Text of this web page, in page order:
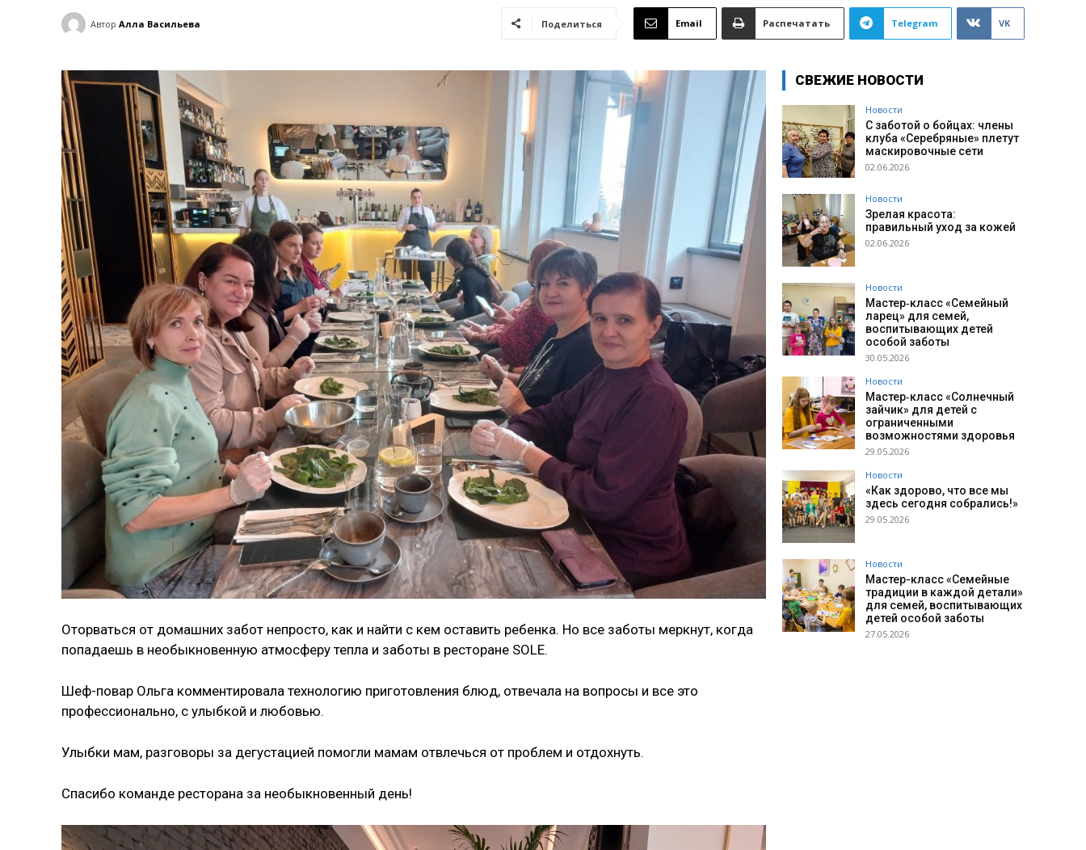
Автор Алла Васильева Поделиться Email Распечатать Telegram VK
Оторваться от домашних забот непросто, как и найти с кем оставить ребенка. Но все заботы меркнут, когда
попадаешь в необыкновенную атмосферу тепла и заботы в ресторане SOLE.
Шеф-повар Ольга комментировала технологию приготовления блюд, отвечала на вопросы и все это
профессионально, с улыбкой и любовью.
Улыбки мам, разговоры за дегустацией помогли мамам отвлечься от проблем и отдохнуть.
Спасибо команде ресторана за необыкновенный день!
СВЕЖИЕ НОВОСТИ
Новости
С заботой о бойцах: члены
клуба «Серебряные» плетут
маскировочные сети
02.06.2026
Новости
Зрелая красота:
правильный уход за кожей
02.06.2026
Новости
Мастер‑класс «Семейный
ларец» для семей,
воспитывающих детей
особой заботы
30.05.2026
Новости
Мастер‑класс «Солнечный
зайчик» для детей с
ограниченными
возможностями здоровья
29.05.2026
Новости
«Как здорово, что все мы
здесь сегодня собрались!»
29.05.2026
Новости
Мастер-класс «Семейные
традиции в каждой детали»
для семей, воспитывающих
детей особой заботы
27.05.2026